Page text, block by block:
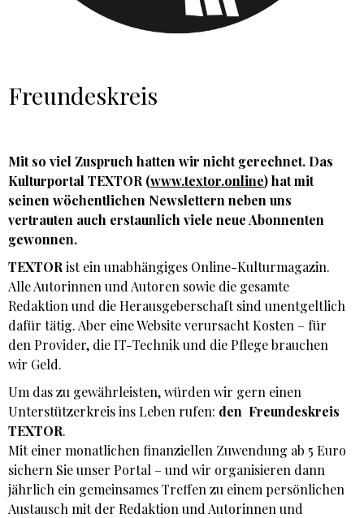
Freundeskreis
Mit so viel Zuspruch hatten wir nicht gerechnet. Das
Kulturportal TEXTOR (www.textor.online) hat mit
seinen wöchentlichen Newslettern neben uns
vertrauten auch erstaunlich viele neue Abonnenten
gewonnen.
TEXTOR ist ein unabhängiges Online-Kulturmagazin.
Alle Autorinnen und Autoren sowie die gesamte
Redaktion und die Herausgeberschaft sind unentgeltlich
dafür tätig. Aber eine Website verursacht Kosten – für
den Provider, die IT-Technik und die Pflege brauchen
wir Geld.
Um das zu gewährleisten, würden wir gern einen
Unterstützerkreis ins Leben rufen: den Freundeskreis
TEXTOR.
Mit einer monatlichen finanziellen Zuwendung ab 5 Euro
sichern Sie unser Portal – und wir organisieren dann
jährlich ein gemeinsames Treffen zu einem persönlichen
Austausch mit der Redaktion und Autorinnen und